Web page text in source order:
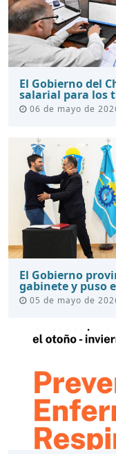
El Gobierno del
salarial para los
06 de mayo de
El Gobierno
gabinete y puso
05 de mayo de